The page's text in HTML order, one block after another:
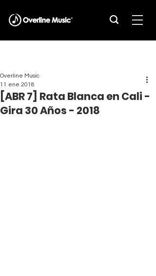
[ABR 7] Rata Blanca en Cali -
Gira 30 Años - 2018
Overline Music
11 ene 2018